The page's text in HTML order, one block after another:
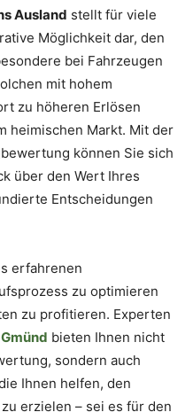
Ausland stellt für viele
Möglichkeit dar, den
bei Fahrzeugen
mit hohem
zu höheren Erlösen
heimischen Markt. Mit der
können Sie sich
über den Wert Ihres
Entscheidungen
erfahrenen
zu optimieren
zu profitieren. Experten
bieten Ihnen nicht
sondern auch
Ihnen helfen, den
erzielen – sei es für den